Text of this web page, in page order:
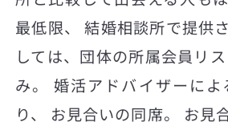
最低限、 結婚相談所で提供
しては、団体の所属会員リ
み。 婚活アドバイザーによ
り、 お見合いの同席。 お見